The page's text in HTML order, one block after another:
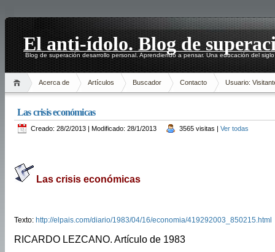
El anti-ídolo. Blog de
Blog de superación desarrollo personal. Aprendiendo a pensar. Una educación del
Acerca de Artículos Buscador Contacto Usuario:
Las crisis económicas
Creado: 28/2/2013 | Modificado: 28/1/2013 3565 visitas | Ver todas
Las crisis económicas
Texto: http://elpais.com/diario/1983/04/16/economia/419292003_850215.html
RICARDO LEZCANO. Artículo de 1983